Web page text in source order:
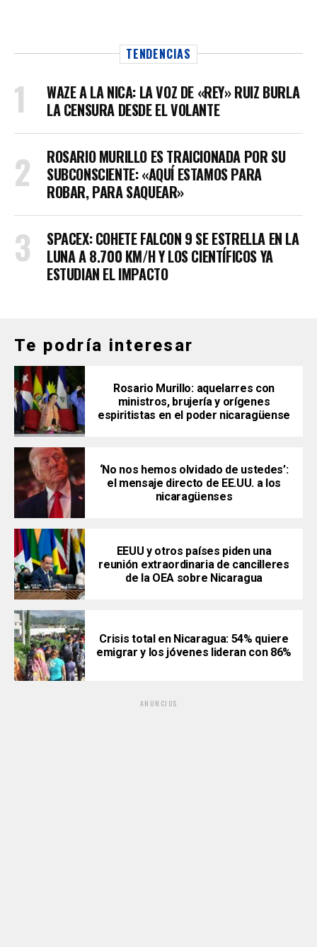
TENDENCIAS
WAZE A LA NICA: LA VOZ DE «REY» RUIZ BURLA
LA CENSURA DESDE EL VOLANTE
ROSARIO MURILLO ES TRAICIONADA POR SU
SUBCONSCIENTE: «AQUÍ ESTAMOS PARA
ROBAR, PARA SAQUEAR»
SPACEX: COHETE FALCON 9 SE ESTRELLA EN LA
LUNA A 8.700 KM/H Y LOS CIENTÍFICOS YA
ESTUDIAN EL IMPACTO
Te podría interesar
Rosario Murillo: aquelarres con
ministros, brujería y orígenes
espiritistas en el poder nicaragüense
‘No nos hemos olvidado de ustedes’:
el mensaje directo de EE.UU. a los
nicaragüenses
EEUU y otros países piden una
reunión extraordinaria de cancilleres
de la OEA sobre Nicaragua
Crisis total en Nicaragua: 54% quiere
emigrar y los jóvenes lideran con 86%
ANUNCIOS